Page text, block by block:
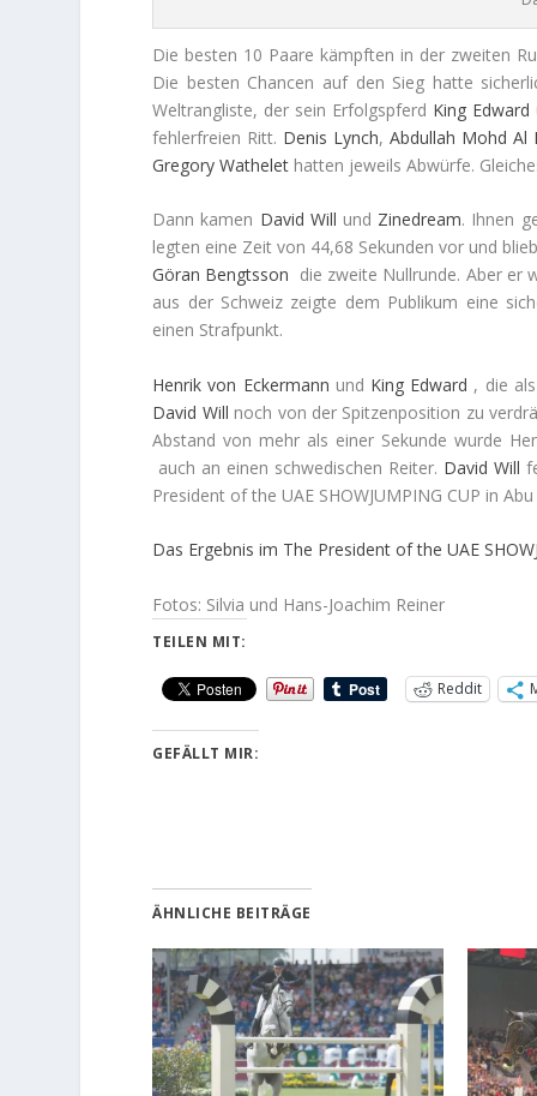
Die besten 10 Paare kämpften in der zweiten
Die besten Chancen auf den Sieg hatte
Weltrangliste, der sein Erfolgspferd King Edward
fehlerfreien Ritt. Denis Lynch, Abdullah Mohd Al
Gregory Wathelet hatten jeweils Abwürfe.
Dann kamen David Will und Zinedream. Ihnen
legten eine Zeit von 44,68 Sekunden vor und
Göran Bengtsson die zweite Nullrunde. Aber er
aus der Schweiz zeigte dem Publikum eine
einen Strafpunkt.
Henrik von Eckermann und King Edward , die
David Will noch von der Spitzenposition zu
Abstand von mehr als einer Sekunde wurde
auch an einen schwedischen Reiter. David Will
President of the UAE SHOWJUMPING CUP in
Das Ergebnis im The President of the UAE
Fotos: Silvia und Hans-Joachim Reiner
TEILEN MIT:
Reddit
GEFÄLLT MIR:
ÄHNLICHE BEITRÄGE